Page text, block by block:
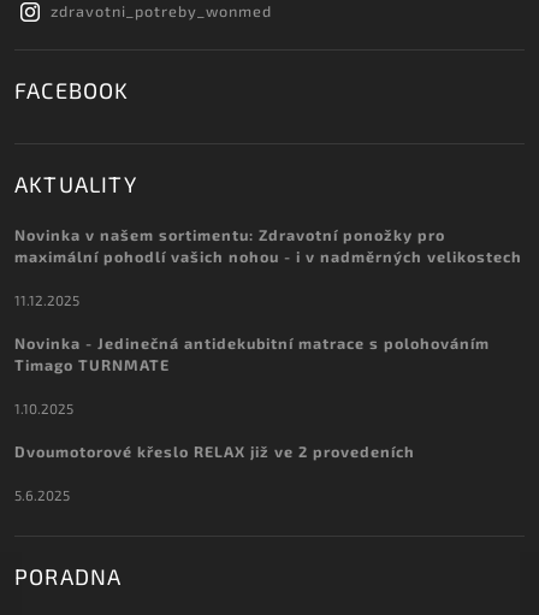
zdravotni_potreby_wonmed
FACEBOOK
AKTUALITY
Novinka v našem sortimentu: Zdravotní ponožky pro
maximální pohodlí vašich nohou - i v nadměrných velikostech
11.12.2025
Novinka - Jedinečná antidekubitní matrace s polohováním
Timago TURNMATE
1.10.2025
Dvoumotorové křeslo RELAX již ve 2 provedeních
5.6.2025
PORADNA